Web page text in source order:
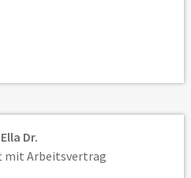
Dr.
mit Arbeitsvertrag